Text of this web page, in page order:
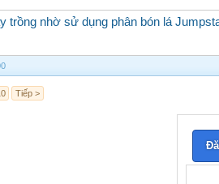
trồng nhờ sử dụng phân bón lá
Tiếp >